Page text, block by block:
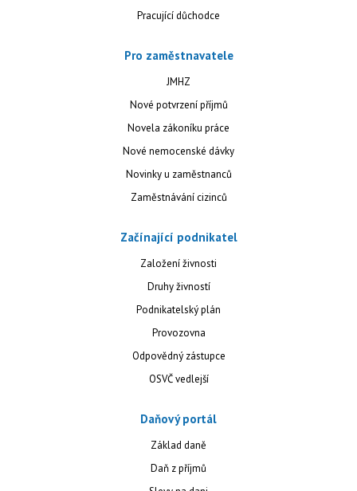
Pracující důchodce
Pro zaměstnavatele
JMHZ
Nové potvrzení příjmů
Novela zákoníku práce
Nové nemocenské dávky
Novinky u zaměstnanců
Zaměstnávání cizinců
Začínající podnikatel
Založení živnosti
Druhy živností
Podnikatelský plán
Provozovna
Odpovědný zástupce
OSVČ vedlejší
Daňový portál
Základ daně
Daň z příjmů